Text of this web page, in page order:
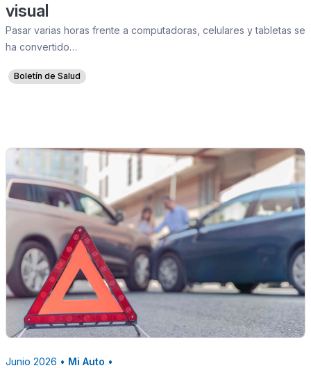
visual
Pasar varias horas frente a computadoras, celulares y tabletas se
ha convertido…
Boletín de Salud
Junio 2026 • Mi Auto •